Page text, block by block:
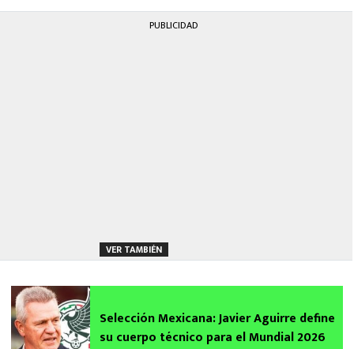
PUBLICIDAD
VER TAMBIÉN
Selección Mexicana: Javier Aguirre define
su cuerpo técnico para el Mundial 2026